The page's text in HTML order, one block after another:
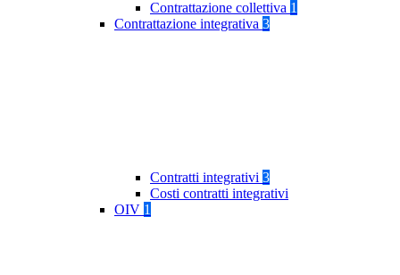
Contrattazione collettiva 1
Contrattazione integrativa 3
Contratti integrativi 3
Costi contratti integrativi
OIV 1